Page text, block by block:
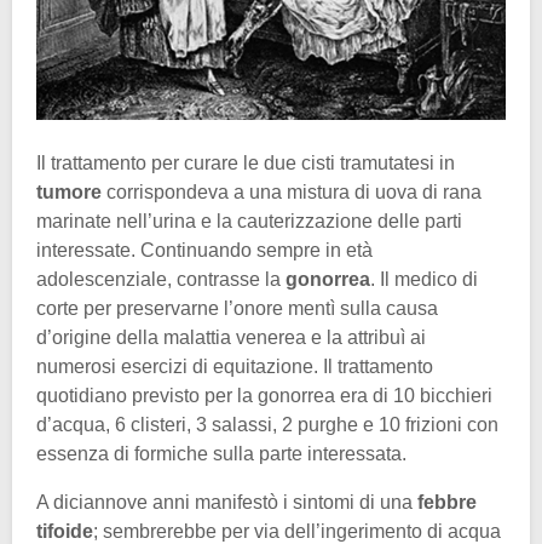
Il trattamento per curare le due cisti tramutatesi in
tumore corrispondeva a una mistura di uova di rana
marinate nell’urina e la cauterizzazione delle parti
interessate. Continuando sempre in età
adolescenziale, contrasse la gonorrea. Il medico di
corte per preservarne l’onore mentì sulla causa
d’origine della malattia venerea e la attribuì ai
numerosi esercizi di equitazione. Il trattamento
quotidiano previsto per la gonorrea era di 10 bicchieri
d’acqua, 6 clisteri, 3 salassi, 2 purghe e 10 frizioni con
essenza di formiche sulla parte interessata.
A diciannove anni manifestò i sintomi di una febbre
tifoide; sembrerebbe per via dell’ingerimento di acqua